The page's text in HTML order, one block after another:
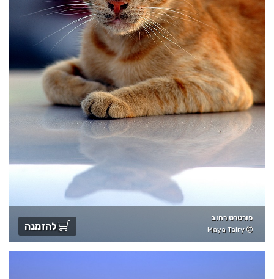
פורטרט רחוב
Maya Tairy
להזמנה